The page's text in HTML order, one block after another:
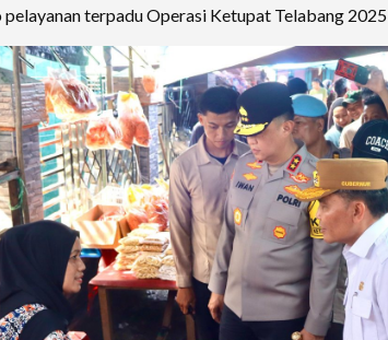
terpadu Operasi Ketupat Telabang 2025